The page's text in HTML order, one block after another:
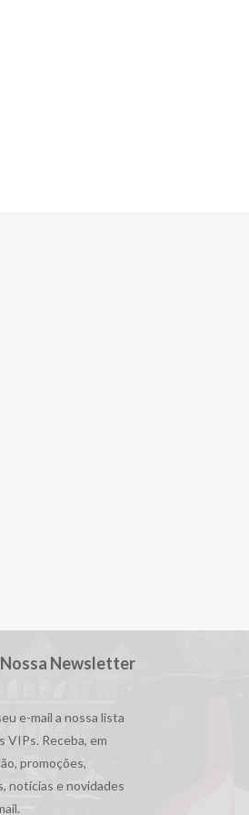
Nossa Newsletter
e-mail a nossa lista
VIPs. Receba, em
promoções,
notícias e novidades